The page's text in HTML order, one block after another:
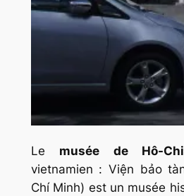
Le musée de Hô-
vietnamien :Viện bảo
Chí Minh) est un musée